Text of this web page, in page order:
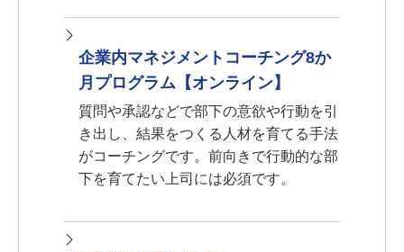
企業内マネジメントコーチング8か
月プログラム【オンライン】
質問や承認などで部下の意欲や行動を引
き出し、結果をつくる人材を育てる手法
がコーチングです。前向きで行動的な部
下を育てたい上司には必須です。